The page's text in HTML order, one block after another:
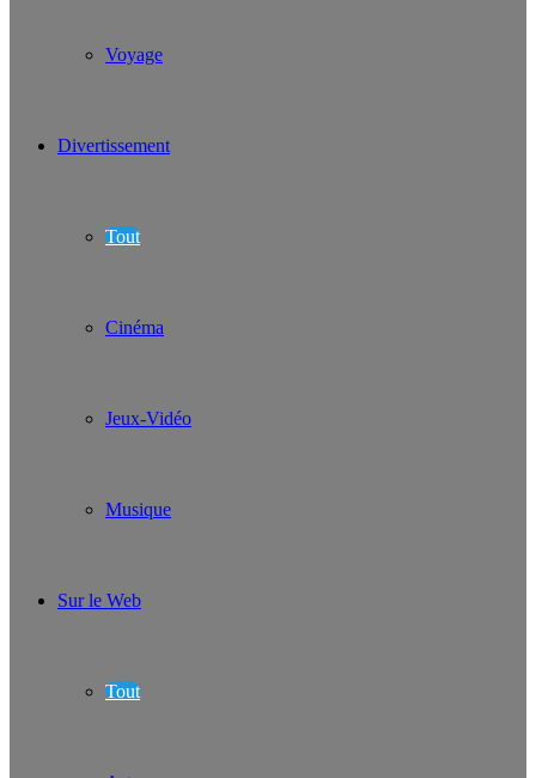
Voyage
Divertissement
Tout
Cinéma
Jeux-Vidéo
Musique
Sur le Web
Tout